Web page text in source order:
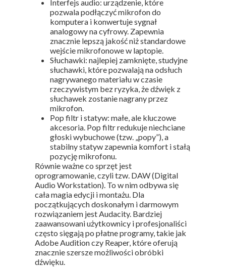
Interfejs audio: urządzenie, które
pozwala podłączyć mikrofon do
komputera i konwertuje sygnał
analogowy na cyfrowy. Zapewnia
znacznie lepszą jakość niż standardowe
wejście mikrofonowe w laptopie.
Słuchawki: najlepiej zamknięte, studyjne
słuchawki, które pozwalają na odsłuch
nagrywanego materiału w czasie
rzeczywistym bez ryzyka, że dźwięk z
słuchawek zostanie nagrany przez
mikrofon.
Pop filtr i statyw: małe, ale kluczowe
akcesoria. Pop filtr redukuje niechciane
głoski wybuchowe (tzw. „popy”), a
stabilny statyw zapewnia komfort i stałą
pozycję mikrofonu.
Równie ważne co sprzęt jest
oprogramowanie, czyli tzw. DAW (Digital
Audio Workstation). To w nim odbywa się
cała magia edycji i montażu. Dla
początkujących doskonałym i darmowym
rozwiązaniem jest Audacity. Bardziej
zaawansowani użytkownicy i profesjonaliści
często sięgają po płatne programy, takie jak
Adobe Audition czy Reaper, które oferują
znacznie szersze możliwości obróbki
dźwięku.